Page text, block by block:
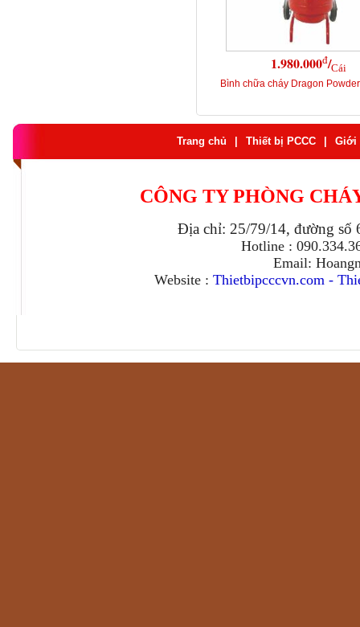
1.980.000đ/Cái
Bình chữa cháy Dragon
Trang chủ Thiết bị PCCC Giới
CÔNG TY PHÒNG
Địa chỉ: 25/79/14, đường
Hotline :
Email:
Website : Thietbipcccvn.com-